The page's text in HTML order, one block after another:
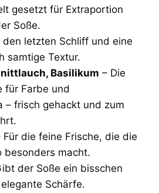
gesetzt für Extraportion
Soße.
den letzten Schliff und eine
samtige Textur.
Basilikum – Die
für Farbe und
– frisch gehackt und zum
Für die feine Frische, die die
besonders macht.
der Soße ein bisschen
Schärfe.